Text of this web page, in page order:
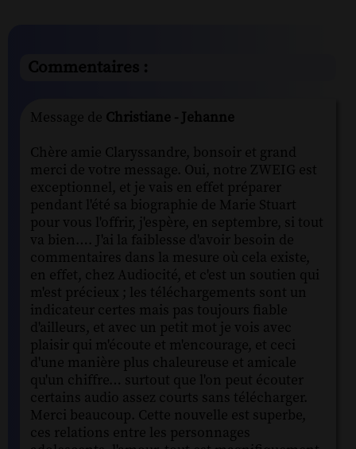
Commentaires :
Message de Christiane - Jehanne
Chère amie Claryssandre, bonsoir et grand
merci de votre message. Oui, notre ZWEIG est
exceptionnel, et je vais en effet préparer
pendant l'été sa biographie de Marie Stuart
pour vous l'offrir, j'espère, en septembre, si tout
va bien…. J'ai la faiblesse d'avoir besoin de
commentaires dans la mesure où cela existe,
en effet, chez Audiocité, et c'est un soutien qui
m'est précieux ; les téléchargements sont un
indicateur certes mais pas toujours fiable
d'ailleurs, et avec un petit mot je vois avec
plaisir qui m'écoute et m'encourage, et ceci
d'une manière plus chaleureuse et amicale
qu'un chiffre… surtout que l'on peut écouter
certains audio assez courts sans télécharger.
Merci beaucoup. Cette nouvelle est superbe,
ces relations entre les personnages